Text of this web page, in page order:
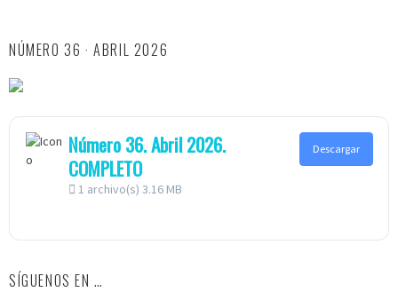
NÚMERO 36 · ABRIL 2026
Número 36. Abril 2026.
COMPLETO
1 archivo(s) 3.16 MB
Descargar
SÍGUENOS EN …